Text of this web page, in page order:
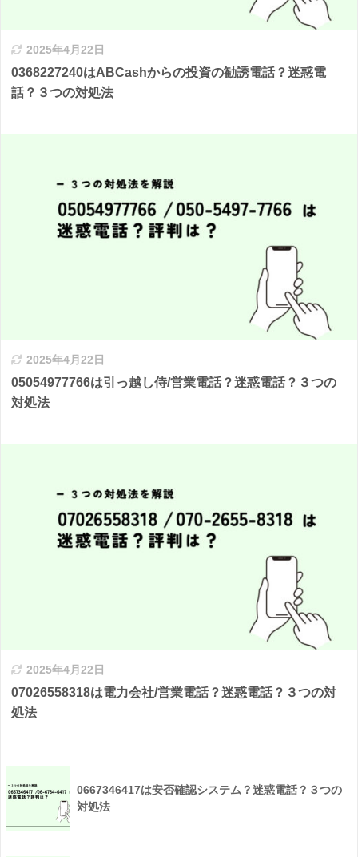
2025年4月22日
0368227240はABCashからの投資の勧誘電話？迷惑電
話？３つの対処法
2025年4月22日
05054977766は引っ越し侍/営業電話？迷惑電話？３つの
対処法
2025年4月22日
07026558318は電力会社/営業電話？迷惑電話？３つの対
処法
0667346417は安否確認システム？迷惑電話？３つの
対処法